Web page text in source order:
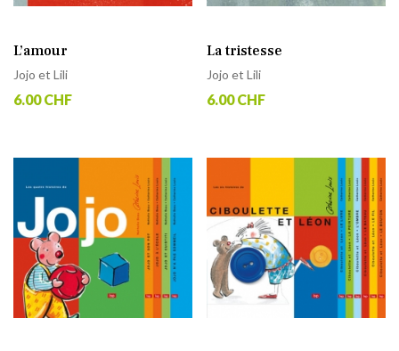
L’amour
Jojo et Lili
6.00 CHF
La tristesse
Jojo et Lili
6.00 CHF